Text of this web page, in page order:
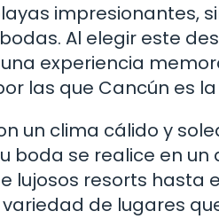
impresionantes,
Al elegir este
experiencia
las que Cancún es
un clima cálido y
boda se realice en
lujosos resorts hasta
de lugares